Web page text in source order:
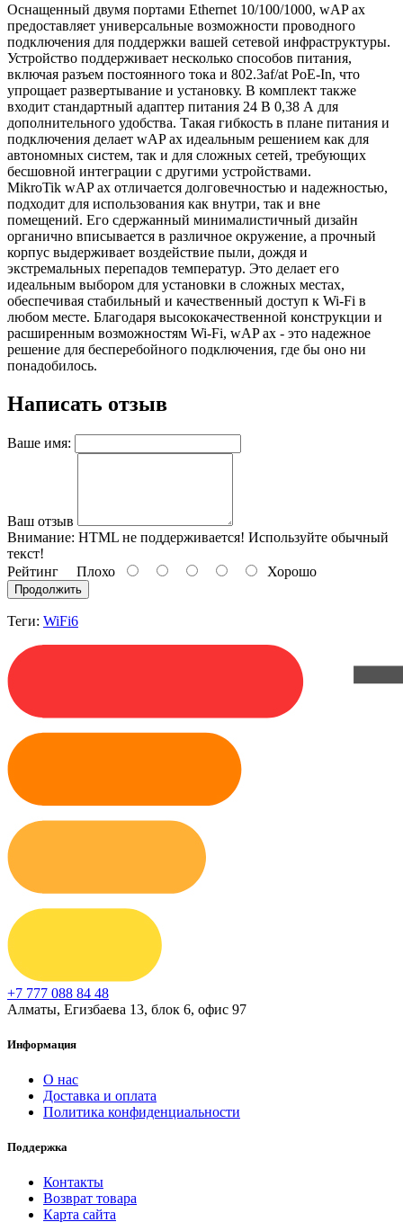
Оснащенный двумя портами Ethernet 10/100/1000, wAP ax
предоставляет универсальные возможности проводного
подключения для поддержки вашей сетевой инфраструктуры.
Устройство поддерживает несколько способов питания,
включая разъем постоянного тока и 802.3af/at PoE-In, что
упрощает развертывание и установку. В комплект также
входит стандартный адаптер питания 24 В 0,38 А для
дополнительного удобства. Такая гибкость в плане питания и
подключения делает wAP ax идеальным решением как для
автономных систем, так и для сложных сетей, требующих
бесшовной интеграции с другими устройствами.
MikroTik wAP ax отличается долговечностью и надежностью,
подходит для использования как внутри, так и вне
помещений. Его сдержанный минималистичный дизайн
органично вписывается в различное окружение, а прочный
корпус выдерживает воздействие пыли, дождя и
экстремальных перепадов температур. Это делает его
идеальным выбором для установки в сложных местах,
обеспечивая стабильный и качественный доступ к Wi-Fi в
любом месте. Благодаря высококачественной конструкции и
расширенным возможностям Wi-Fi, wAP ax - это надежное
решение для бесперебойного подключения, где бы оно ни
понадобилось.
Написать отзыв
Ваше имя:
Ваш отзыв
Внимание: HTML не поддерживается! Используйте обычный
текст!
Рейтинг Плохо Хорошо
Продолжить
Теги: WiFi6
+7 777 088 84 48
Алматы, Егизбаева 13, блок 6, офис 97
Информация
О нас
Доставка и оплата
Политика конфиденциальности
Поддержка
Контакты
Возврат товара
Карта сайта